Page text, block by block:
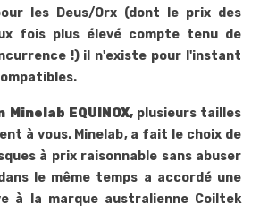
les Deus/Orx (dont le prix des
fois plus élevé compte tenu de
!) il n'existe pour l'instant
EQUINOX, plusieurs tailles
à vous. Minelab, a fait le choix de
à prix raisonnable sans abuser
le même temps a accordé une
à la marque australienne Coiltek